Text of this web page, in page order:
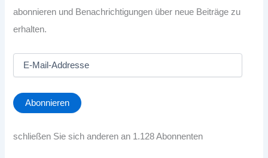
abonnieren und Benachrichtigungen über neue Beiträge zu
erhalten.
a
i
A
Abonnieren
schließen Sie sich anderen an 1.128 Abonnenten